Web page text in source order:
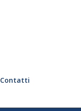
Contatti